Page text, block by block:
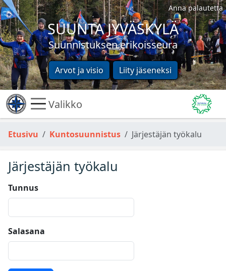
SUUNTA JYVÄSKYLÄ
Suunnistuksen erikoisseura
Arvot ja visio Liity jäseneksi
Anna palautetta
Valikko
Etusivu Kuntosuunnistus Järjestäjän työkalu
Järjestäjän työkalu
Tunnus
Salasana